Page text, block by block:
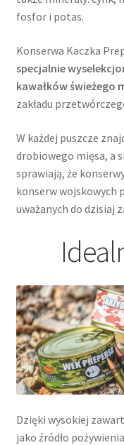
fosfor i potas.
Konserwa Kaczka
specjalnie
kawałków świeżego
zakładu
W każdej puszcze
drobiowego mięsa, a
sprawiają, że
konserw wojskowych
uważanych do dzisiaj
Dzięki wysokiej
jako źródło